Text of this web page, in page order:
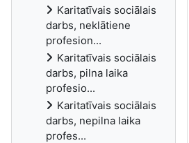
Karitatīvais sociālais
darbs, neklātiene
profesion...
Karitatīvais sociālais
darbs, pilna laika
profesio...
Karitatīvais sociālais
darbs, nepilna laika
profes...